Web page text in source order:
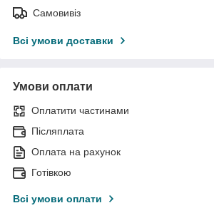
Самовивіз
Всі умови доставки
Умови оплати
Оплатити частинами
Післяплата
Оплата на рахунок
Готівкою
Всі умови оплати